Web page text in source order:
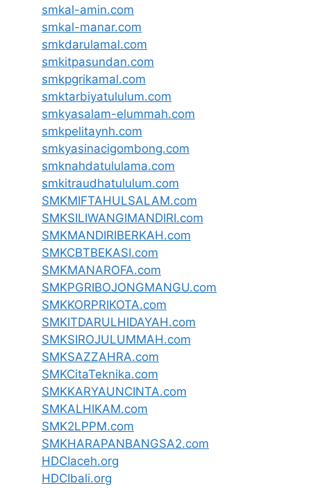
smkal-amin.com
smkal-manar.com
smkdarulamal.com
smkitpasundan.com
smkpgrikamal.com
smktarbiyatululum.com
smkyasalam-elummah.com
smkpelitaynh.com
smkyasinacigombong.com
smknahdatululama.com
smkitraudhatululum.com
SMKMIFTAHULSALAM.com
SMKSILIWANGIMANDIRI.com
SMKMANDIRIBERKAH.com
SMKCBTBEKASI.com
SMKMANAROFA.com
SMKPGRIBOJONGMANGU.com
SMKKORPRIKOTA.com
SMKITDARULHIDAYAH.com
SMKSIROJULUMMAH.com
SMKSAZZAHRA.com
SMKCitaTeknika.com
SMKKARYAUNCINTA.com
SMKALHIKAM.com
SMK2LPPM.com
SMKHARAPANBANGSA2.com
HDCIaceh.org
HDCIbali.org